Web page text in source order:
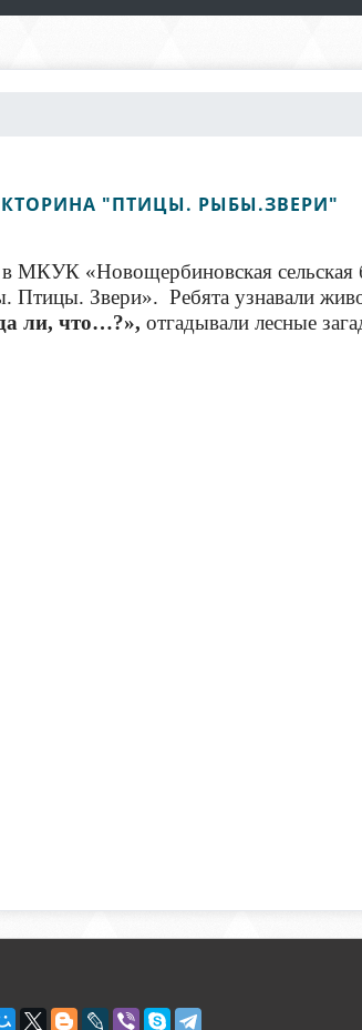
"ПТИЦЫ. РЫБЫ.ЗВЕРИ"
МКУК «Новощербиновская сельская
Птицы. Звери». Ребята узнавали
ли, что…?», отгадывали лесные